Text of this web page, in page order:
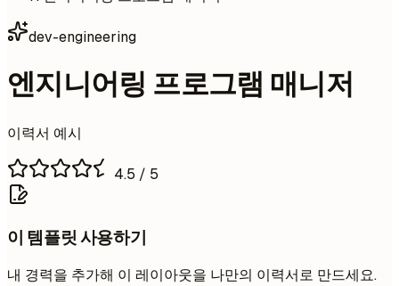
dev-engineering
엔지니어링 프로그램 매니저
이력서 예시
4.5 / 5
이 템플릿 사용하기
내 경력을 추가해 이 레이아웃을 나만의 이력서로 만드세요.